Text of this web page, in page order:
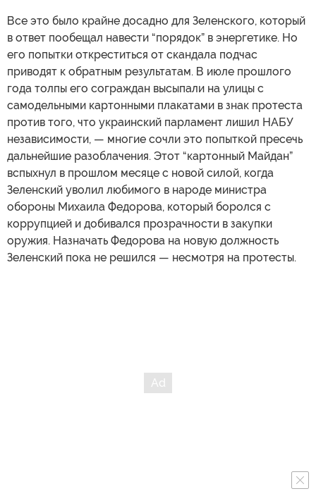
Все это было крайне досадно для Зеленского, который
в ответ пообещал навести “порядок” в энергетике. Но
его попытки откреститься от скандала подчас
приводят к обратным результатам. В июле прошлого
года толпы его сограждан высыпали на улицы с
самодельными картонными плакатами в знак протеста
против того, что украинский парламент лишил НАБУ
независимости, — многие сочли это попыткой пресечь
дальнейшие разоблачения. Этот “картонный Майдан”
вспыхнул в прошлом месяце с новой силой, когда
Зеленский уволил любимого в народе министра
обороны Михаила Федорова, который боролся с
коррупцией и добивался прозрачности в закупки
оружия. Назначать Федорова на новую должность
Зеленский пока не решился — несмотря на протесты.